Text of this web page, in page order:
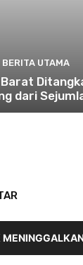
BERITA UTAMA
dari